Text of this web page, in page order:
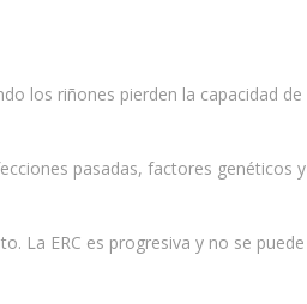
los riñones pierden la capacidad de
pasadas, factores genéticos y
La ERC es progresiva y no se puede